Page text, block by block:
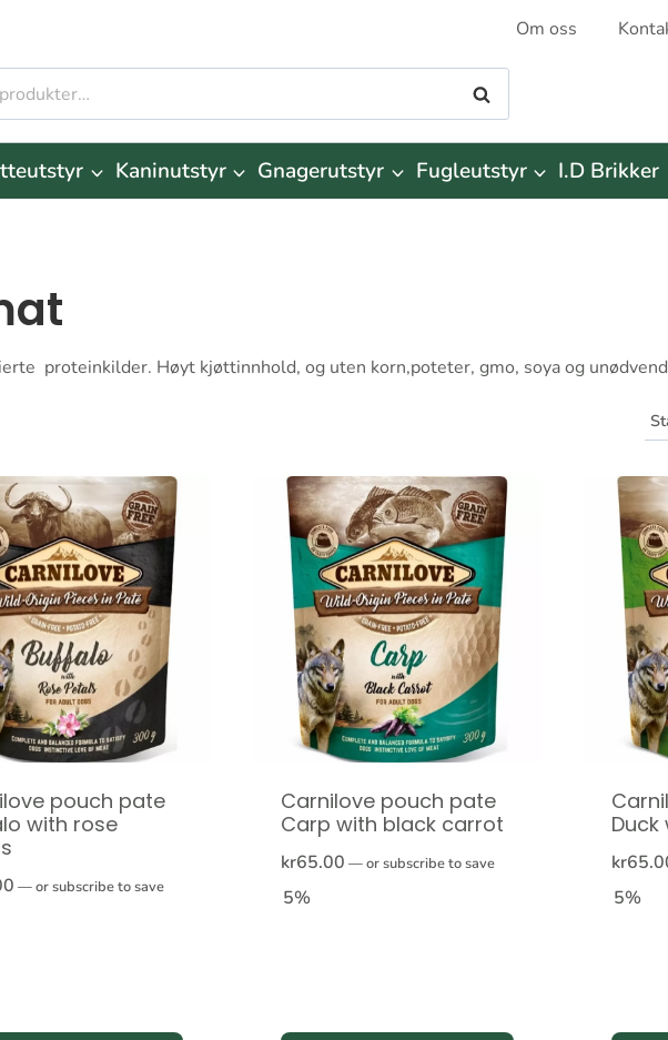
Om oss
Søk
Kaninutstyr Gnagerutstyr Fugleutstyr I.D Brikker
proteinkilder. Høyt kjøttinnhold, og uten korn,poteter, gmo, soya og
pouch pate
with rose
—or subscribe to save
Carnilove pouch pate
Carp with black carrot
kr65.00 —or subscribe to save
5%
kr
5%